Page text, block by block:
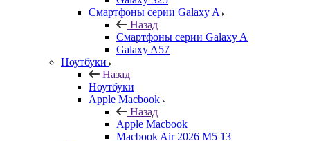
Смартфоны серии Galaxy A
Назад
Смартфоны серии Galaxy A
Galaxy A57
Ноутбуки
Назад
Ноутбуки
Apple Macbook
Назад
Apple Macbook
Macbook Air 2026 M5 13